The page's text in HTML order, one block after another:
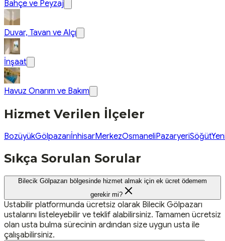
Bahçe ve Peyzaj
Duvar, Tavan ve Alçı
İnşaat
Havuz Onarım ve Bakım
Hizmet Verilen İlçeler
BozüyükGölpazarıİnhisarMerkezOsmaneliPazaryeriSöğüt
Sıkça Sorulan Sorular
Bilecik Gölpazarı bölgesinde hizmet almak için ek ücret ödemem
gerekir mi?
Ustabilir platformunda ücretsiz olarak Bilecik Gölpazarı
ustalarını listeleyebilir ve teklif alabilirsiniz. Tamamen ücretsiz
olan usta bulma sürecinin ardından size uygun usta ile
çalışabilirsiniz.